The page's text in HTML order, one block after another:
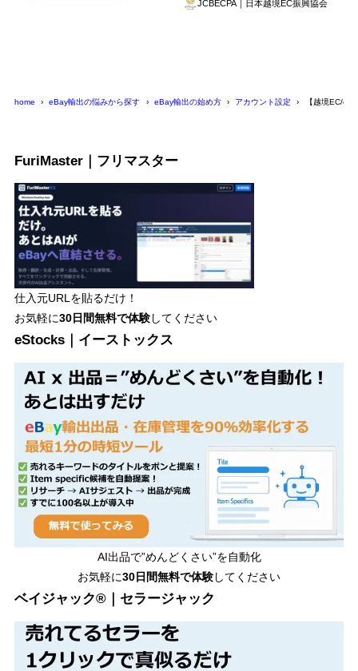
JCBECPA｜日本越境EC振興協会
home eBay輸出の悩みから探す eBay輸出の始め方 アカウント設定 【越境EC/
FuriMaster｜フリマスター
仕入元URLを貼るだけ！
お気軽に30日間無料で体験してください
eStocks｜イーストックス
AI出品で”めんどくさい”を自動化
お気軽に30日間無料で体験してください
ベイジャック®｜セラージャック